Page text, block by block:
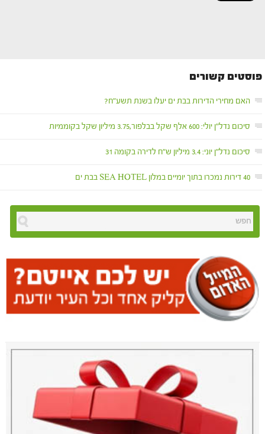
פוסטים קשורים
האם מחירי הדירות בבת ים יעלו בשנת תשע"ח?
סיכום נדל"ן יולי: 600 אלף שקל בבלפור,3.75 מיליון שקל בקוממיות
סיכום נדל"ן יוני: 3.4 מיליון ש"ח לדירה בקומה 31
40 דירות נמכרו בתוך יומיים במלון SEA HOTEL בבת ים